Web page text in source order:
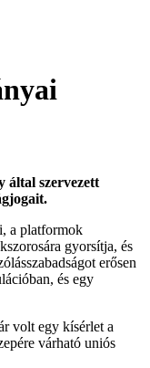
által szervezett
a platformok
gyorsítja, és
erősen
és egy
volt egy kísérlet a
várható uniós